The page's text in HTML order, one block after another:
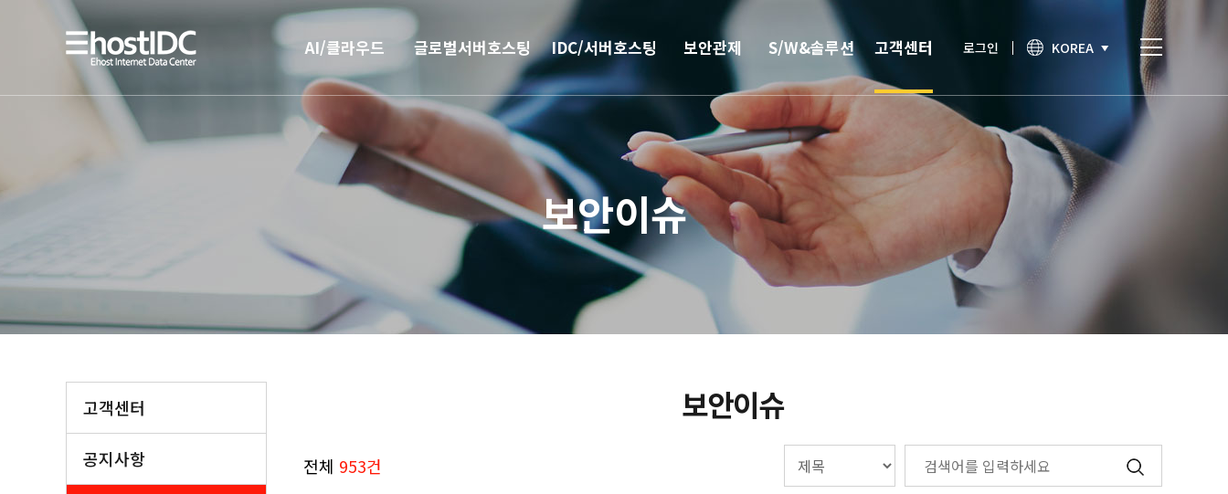
AI/클라우드
AI 인프라
AI 전용 서버호스팅
글로벌서버호스팅
해외
IDC/서버호스팅
서버호스팅
CN2 중국회선
서버 매니지먼트
IPFS 구축
L4 로드밸런싱
보안관제
안티랜섬웨어
웹격리(RBI)
방화벽
보안솔루션
DDoS & 백신
S/W&솔루션
부가서비스
SSO 통합인증
모바일 간편인증
고객센터
공지사항
기술노트
상담문의
로그인 KOREA
보안이슈
고객센터
공지사항
보안이슈
전체 953건